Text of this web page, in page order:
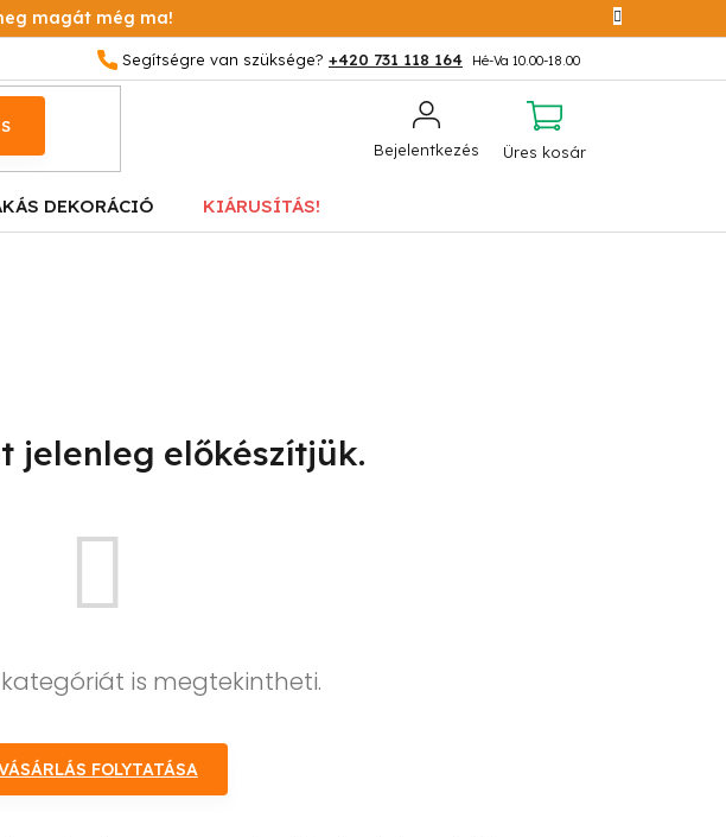
magát még ma!
+420 731 118 164
Bejelentkezés KOSÁR
Üres kosár
DEKORÁCIÓ KIÁRUSÍTÁS!
jelenleg előkészítjük.
is megtekintheti.
FOLYTATÁSA